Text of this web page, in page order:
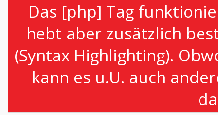
Das [php] Tag
hebt aber zusätzlich
(Syntax Highlighting).
kann es u.U. auch